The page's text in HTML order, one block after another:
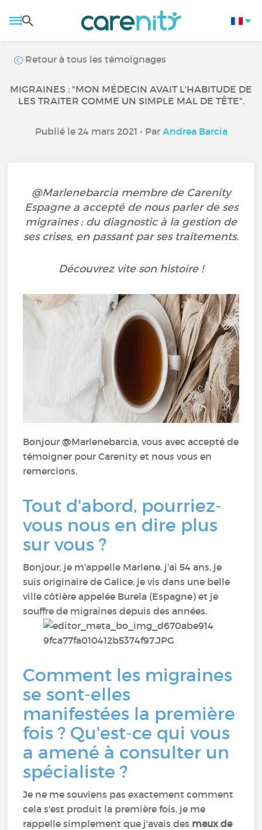
Retour à tous les témoignages
MIGRAINES : "MON MÉDECIN AVAIT L'HABITUDE DE
LES TRAITER COMME UN SIMPLE MAL DE TÊTE".
Publié le 24 mars 2021 • Par Andrea Barcia
@Marlenebarcia membre de Carenity
Espagne a accepté de nous parler de ses
migraines : du diagnostic à la gestion de
ses crises, en passant par ses traitements.
Découvrez vite son histoire !
Bonjour @Marlenebarcia, vous avec accepté de
témoigner pour Carenity et nous vous en
remercions.
Tout d'abord, pourriez-
vous nous en dire plus
sur vous ?
Bonjour, je m'appelle Marlene, j'ai 54 ans, je
suis originaire de Galice, je vis dans une belle
ville côtière appelée Burela (Espagne) et je
souffre de migraines depuis des années.
Comment les migraines
se sont-elles
manifestées la première
fois ? Qu'est-ce qui vous
a amené à consulter un
spécialiste ?
Je ne me souviens pas exactement comment
cela s'est produit la première fois, je me
rappelle simplement que j'avais des maux de